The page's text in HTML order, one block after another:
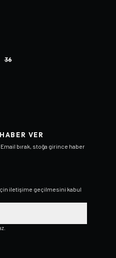
36
VER
bırak, stoğa girince haber
iletişime geçilmesini kabul